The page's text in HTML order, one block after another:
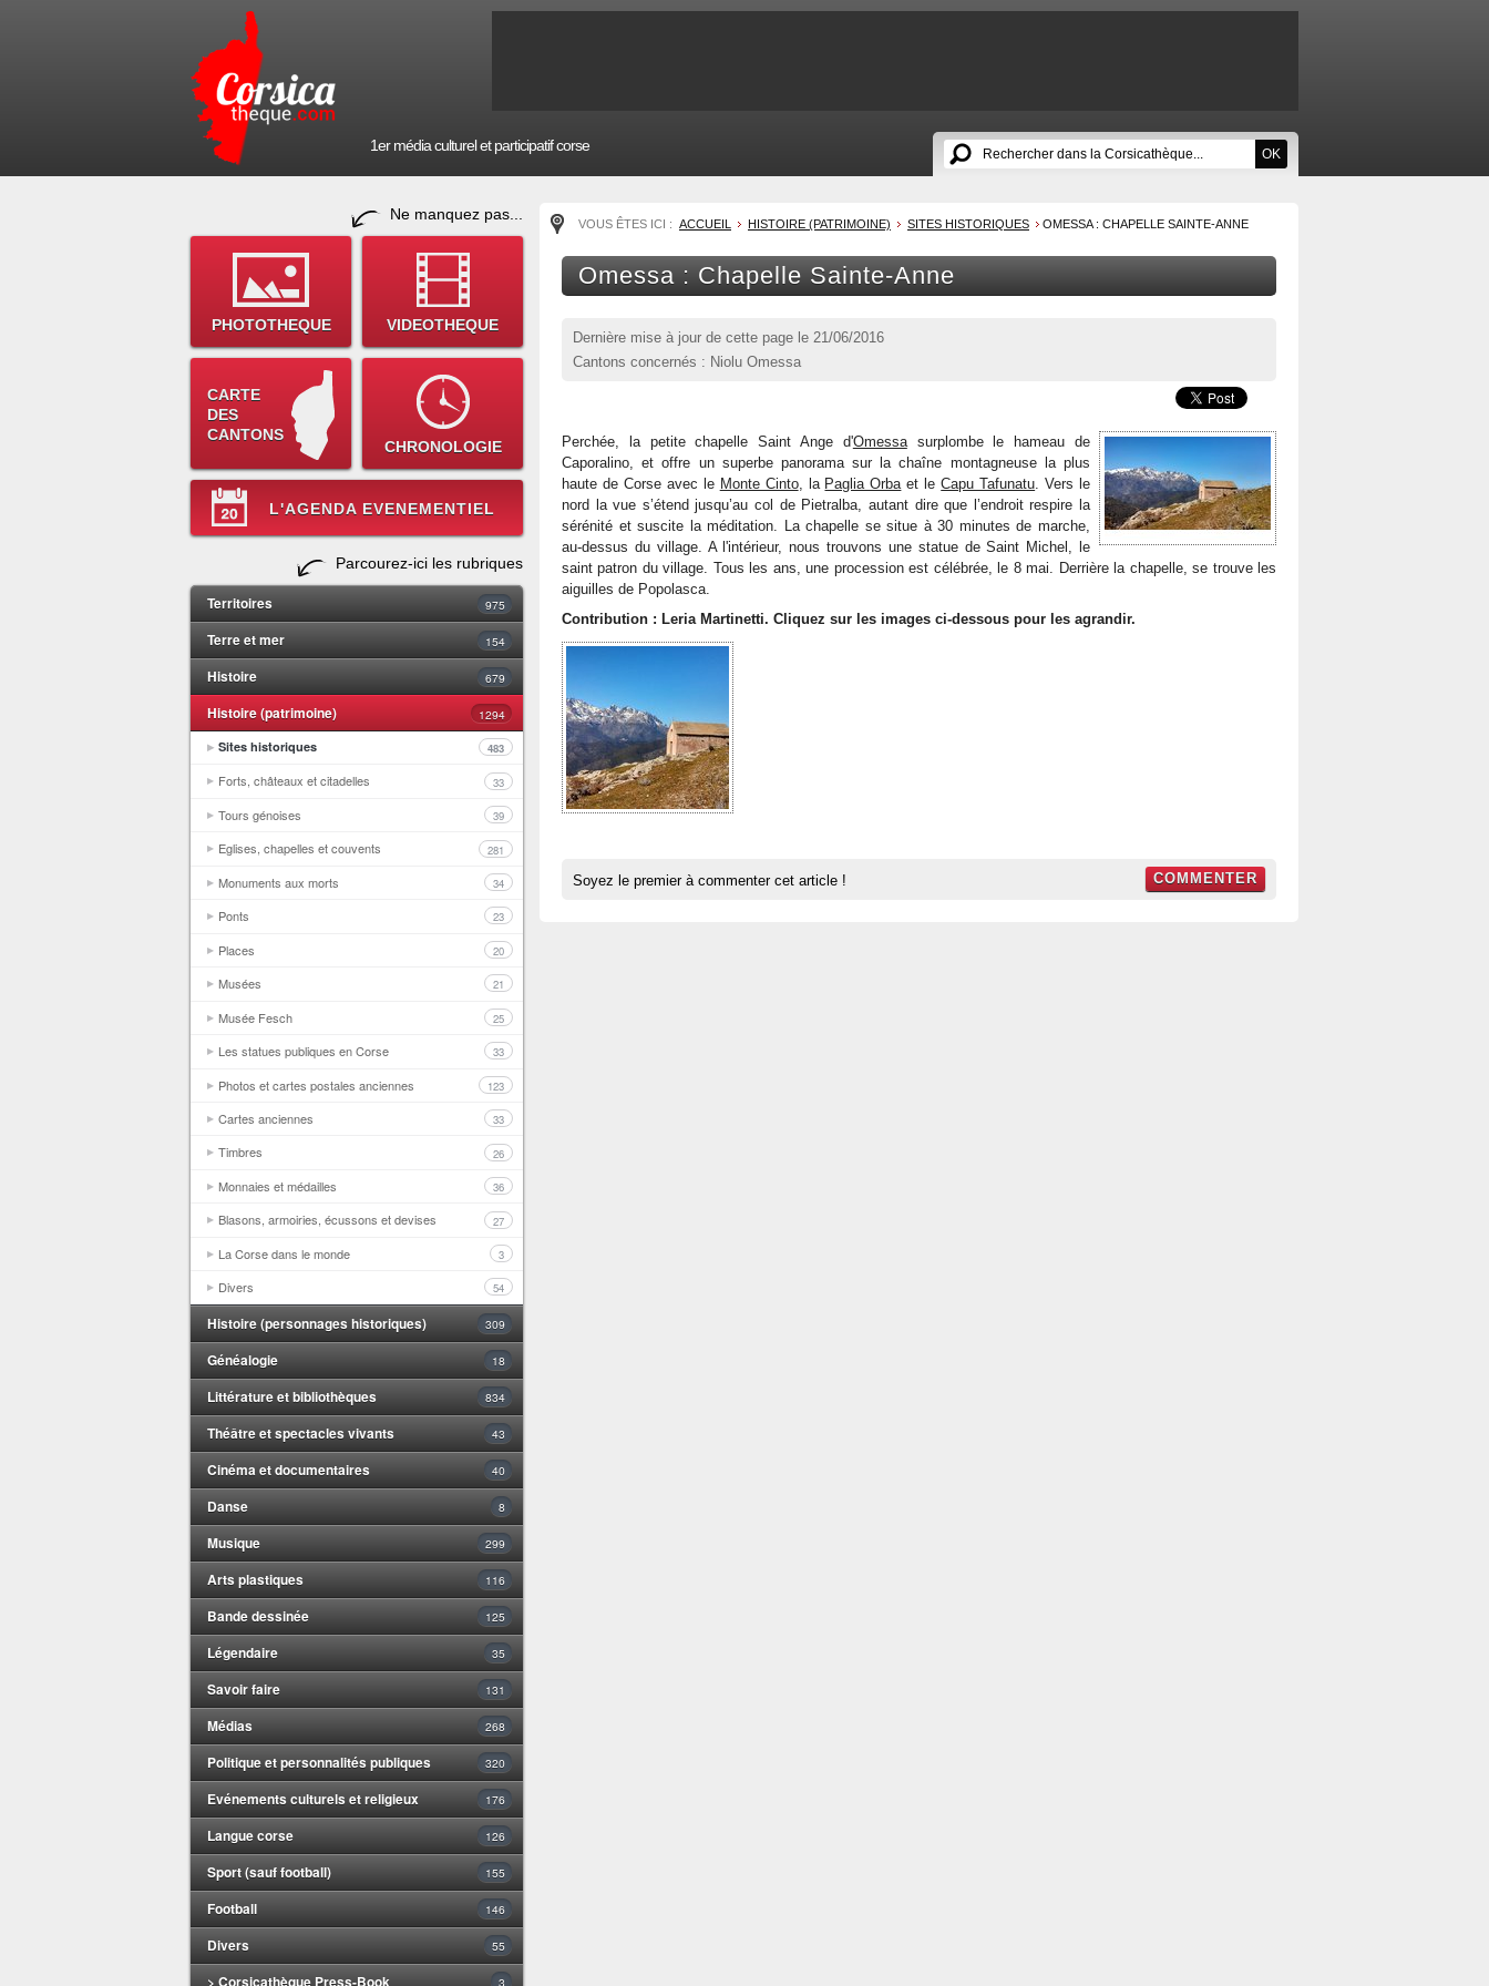
1er média culturel et participatif corse
Ne manquez pas...
PHOTOTHEQUE VIDEOTHEQUE
CARTE
DES
CANTONS
CHRONOLOGIE
L'AGENDA EVENEMENTIEL
Parcourez-ici les rubriques
Territoires 975
Terre et mer 154
Histoire 679
Histoire (patrimoine)
1294
Sites historiques
483
Forts, châteaux et citadelles 33
Tours génoises 39
Eglises, chapelles et couvents 281
Monuments aux morts 34
Ponts 23
Places 20
Musées 21
Musée Fesch 25
Les statues publiques en Corse 33
Photos et cartes postales anciennes 123
Cartes anciennes 33
Timbres 26
Monnaies et médailles 36
Blasons, armoiries, écussons et devises 27
La Corse dans le monde 3
Divers 54
Histoire (personnages historiques) 309
Généalogie 18
Littérature et bibliothèques 834
Théâtre et spectacles vivants 43
Cinéma et documentaires 40
Danse 8
Musique 299
Arts plastiques 116
Bande dessinée 125
Légendaire 35
Savoir faire 131
Médias 268
Politique et personnalités publiques 320
Evénements culturels et religieux 176
Langue corse 126
Sport (sauf football) 155
Football 146
Divers 55
> Corsicathèque Press-Book 3
VOUS ÊTES ICI : ACCUEIL HISTOIRE (PATRIMOINE) SITES HISTORIQUES OMESSA : CHAPELLE SAINTE-ANNE
Omessa : Chapelle Sainte-Anne
Dernière mise à jour de cette page le 21/06/2016
Cantons concernés : Niolu Omessa
Perchée, la petite chapelle Saint Ange d'Omessasurplombe le hameau de
Caporalino, et offre un superbe panorama sur la chaîne montagneuse la plus
haute de Corse avec le Monte Cinto, la Paglia Orbaet leCapu Tafunatu. Vers le
nord la vue s’étend jusqu’au col de Pietralba, autant dire que l’endroit respire la
sérénité et suscite la méditation. La chapelle se situe à 30 minutes de marche,
au-dessus du village. A l'intérieur, nous trouvons une statue de Saint Michel, le
saint patron du village. Tous les ans, une procession est célébrée, le 8 mai. Derrière la chapelle, se trouve les
aiguilles de Popolasca.
Contribution : Leria Martinetti. Cliquez sur les images ci-dessous pour les agrandir.
Soyez le premier à commenter cet article ! COMMENTER